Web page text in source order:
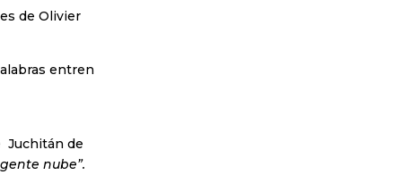
de Olivier
entren
Juchitán de
nube”.